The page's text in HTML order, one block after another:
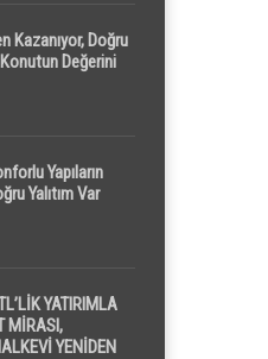
Kazanıyor, Doğru
Değerini
Yapıların
Yalıtım Var
YATIRIMLA
MİRASI,
YENİDEN